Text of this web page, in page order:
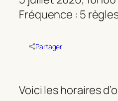
Fréquence : 5
Partager
Voici les horaires